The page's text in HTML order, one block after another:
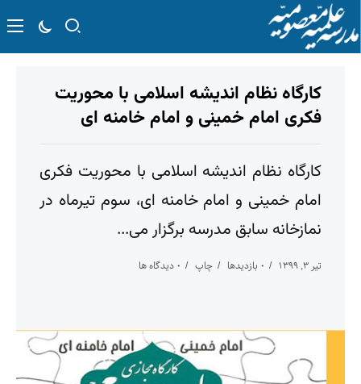
کارگاه نظام اندیشه اسلامی با محوریت
فکری امام خمینی و امام خامنه ای
کارگاه نظام اندیشه اسلامی با محوریت فکری
امام خمینی و امام خامنه ای، سوم تیرماه در
نمازخانه سابق مدرسه برگزار می...
تیر ۳, ۱۳۹۹ ۰ بازدیدها چاپ ۰ دیدگاه ها